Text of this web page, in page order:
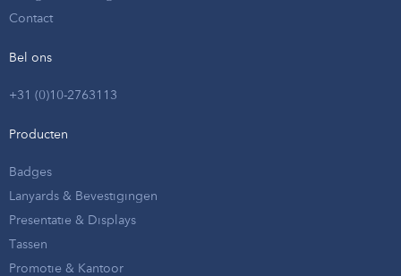
Contact
Bel ons
+31 (0)10-2763113
Producten
Badges
Lanyards & Bevestigingen
Presentatie & Displays
Tassen
Promotie & Kantoor